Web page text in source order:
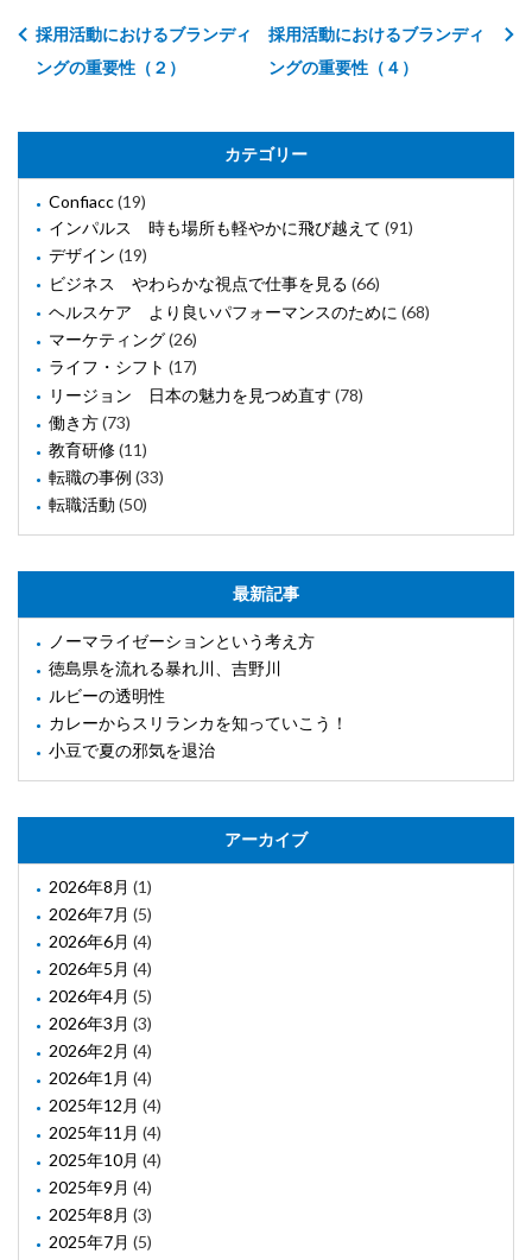
採用活動におけるブランディ
ングの重要性（４）
採用活動におけるブランディ
ングの重要性（２）
カテゴリー
Confiacc(19)
インパルス 時も場所も軽やかに飛び越えて (91)
デザイン (19)
ビジネス やわらかな視点で仕事を見る (66)
ヘルスケア より良いパフォーマンスのために (68)
マーケティング(26)
ライフ・シフト (17)
リージョン 日本の魅力を見つめ直す (78)
働き方(73)
教育研修(11)
転職の事例 (33)
転職活動 (50)
最新記事
ノーマライゼーションという考え方
徳島県を流れる暴れ川、吉野川
ルビーの透明性
カレーからスリランカを知っていこう！
小豆で夏の邪気を退治
アーカイブ
2026年8月 (1)
2026年7月 (5)
2026年6月 (4)
2026年5月 (4)
2026年4月 (5)
2026年3月 (3)
2026年2月 (4)
2026年1月 (4)
2025年12月 (4)
2025年11月 (4)
2025年10月 (4)
2025年9月 (4)
2025年8月 (3)
2025年7月 (5)